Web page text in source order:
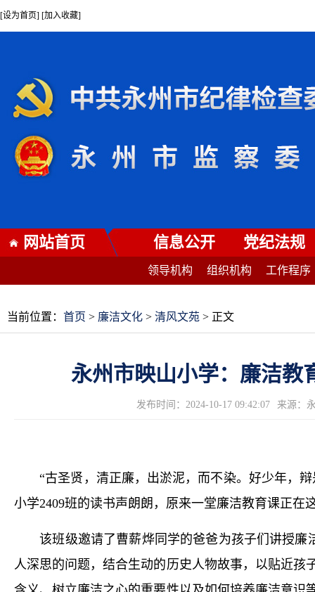
[设为首页] [加入收藏]
网站首页 信息公开 党纪法规
领导机构 组织机构 工作程序
当前位置： 首页 > 廉洁文化 > 清风文苑 > 正文
永州市映山小学：廉洁教
发布时间：2024-10-17 09:42:07 来源：
“古圣贤，清正廉，出淤泥，而不染。好少年，
小学2409班的读书声朗朗，原来一堂廉洁教育课正在
该班级邀请了曹薪烨同学的爸爸为孩子们讲授廉
人深思的问题，结合生动的历史人物故事，以贴近